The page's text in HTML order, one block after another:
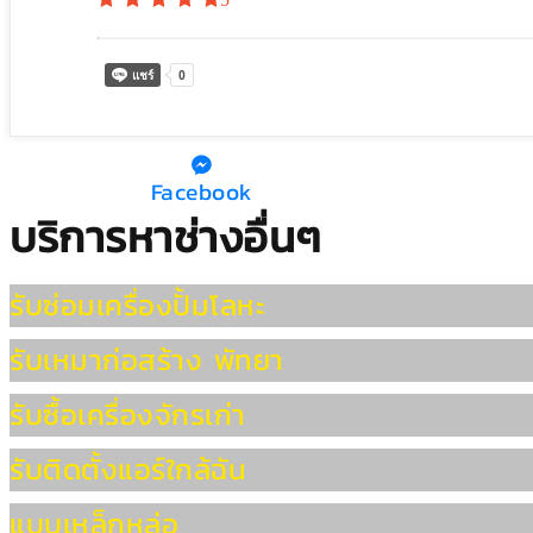
Facebook
บริการหาช่างอื่นๆ
รับซ่อมเครื่องปั้มโลหะ
รับเหมาก่อสร้าง พัทยา
รับซื้อเครื่องจักรเก่า
รับติดตั้งแอร์ใกล้ฉัน
แบบเหล็กหล่อ